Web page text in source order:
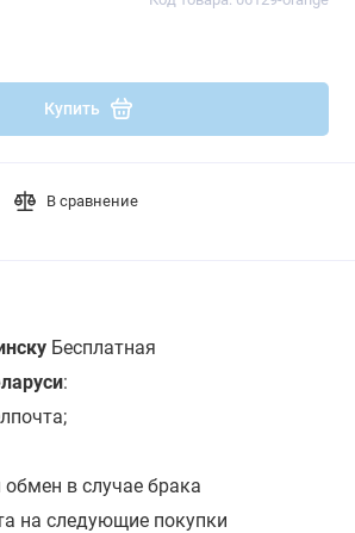
Купить
В сравнение
Бесплатная
:
обмен в случае брака
на следующие покупки